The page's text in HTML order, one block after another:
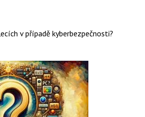
v případě kyberbezpečnosti?